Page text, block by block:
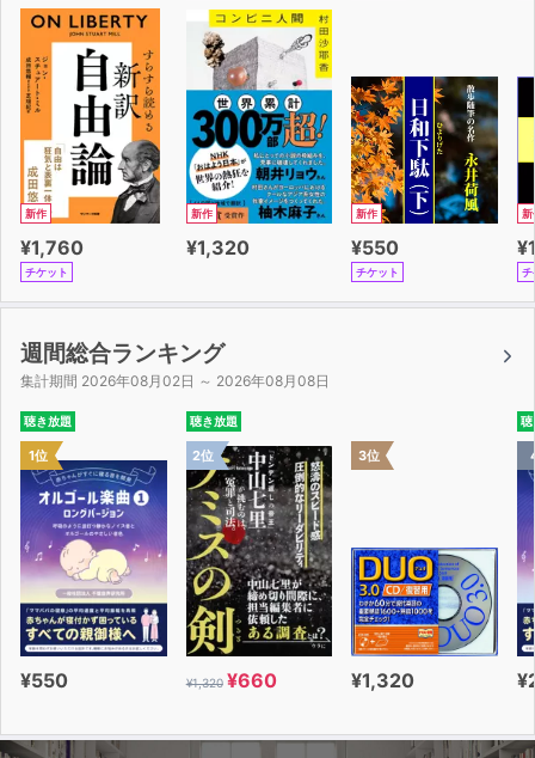
新作
¥1,760
チケット
新作
¥1,320
新作
¥550
チケット
新
チ
週間総合ランキング
集計期間 2026年08月02日 ～ 2026年08月08日
聴き放題
1位
¥550
聴き放題
2位
¥1,320 ¥660
3位
¥1,320
聴